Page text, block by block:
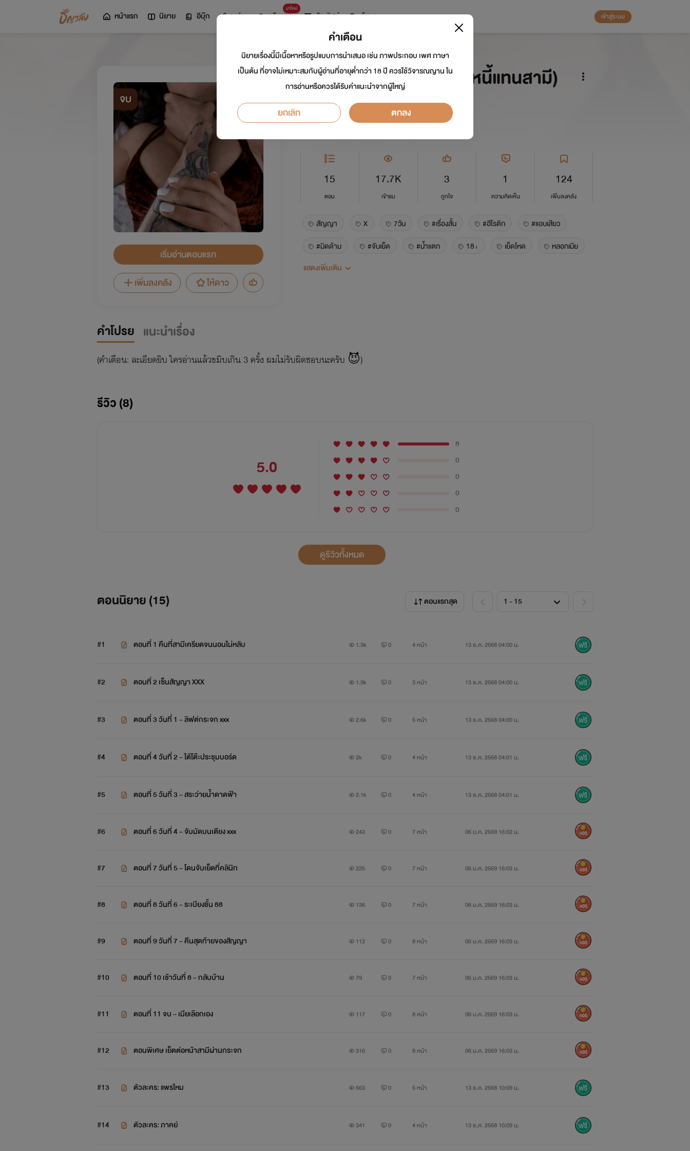
หน้าแรก นิยาย อีบุ๊ก การ์ตูน
มาใหม่
ดรีมแชท ธัญลิสต์ ค้นหา เข้าสู่ระบบ
จบ
เริ่มอ่านตอนแรก
เพิ่มลงคลัง
ให้ดาว
สัญญาX 7 วัน 18+(ใช้หนี้แทนสามี)
นักเขียน:แมวลายเสือโคร่ง🐅
อีโรติก
15
ตอน
17.7K
เข้าชม
3
ถูกใจ
1
ความคิดเห็น
124
เพิ่มลงคลัง
สัญญา X 7วัน #เรื่องสั้น #ฮีโรติก
#แอบเสียว
#มิดด้าม
#จับเย็ด #น้ำแตก 18+ เย็ดโหด
หลอกเมีย
มัดเชือก
แสดงเพิ่มเติม
คำโปรย แนะนำเรื่อง
(คำเตือน: ละเอียดยิบ ใครอ่านแล้วขมิบเกิน 3 ครั้ง ผมไม่รับผิดชอบนะครับ 😈)
รีวิว (8)
5.0
8
0
0
0
0
ดูรีวิวทั้งหมด
ตอนนิยาย (15) ตอนแรกสุด
#1 ตอนที่ 1 คืนที่สามีเครียดจนนอนไม่หลับ 1.3k 0 4 หน้า 13 ธ.ค. 2568 04:00 น.
#2 ตอนที่ 2 เซ็นสัญญา XXX 1.9k 0 3 หน้า 13 ธ.ค. 2568 04:00 น.
#3 ตอนที่ 3 วันที่ 1 – ลิฟต์กระจก xxx 2.6k 0 5 หน้า 13 ธ.ค. 2568 04:00 น.
#4 ตอนที่ 4 วันที่ 2 – ใต้โต๊ะประชุมบอร์ด 2k 0 4 หน้า 13 ธ.ค. 2568 04:01 น.
#5 ตอนที่ 5 วันที่ 3 – สระว่ายน้ำดาดฟ้า 2.1k 0 4 หน้า 13 ธ.ค. 2568 04:01 น.
#6 ตอนที่ 6 วันที่ 4 – จับมัดบนเตียง xxx 243 0 7 หน้า 06 ม.ค. 2569 16:02 น. 600
#7 ตอนที่ 7 วันที่ 5 – โดนจับเย็ดที่คลินิก 225 0 7 หน้า 06 ม.ค. 2569 16:03 น. 600
#8 ตอนที่ 8 วันที่ 6 – ระเบียงชั้น 88 136 0 7 หน้า 06 ม.ค. 2569 16:03 น. 600
#9 ตอนที่ 9 วันที่ 7 – คืนสุดท้ายของสัญญา 112 0 8 หน้า 06 ม.ค. 2569 16:03 น. 600
#10 ตอนที่ 10 เช้าวันที่ 8 – กลับบ้าน 79 0 7 หน้า 06 ม.ค. 2569 16:03 น. 600
#11 ตอนที่ 11 จบ – เมียเลือกเอง 117 0 8 หน้า 06 ม.ค. 2569 16:03 น. 600
#12 ตอนพิเศษ เย็ดต่อหน้าสามีผ่านกระจก 316 0 8 หน้า 06 ม.ค. 2569 16:03 น. 600
#13 ตัวละคร: แพรไหม 663 0 5 หน้า 13 ธ.ค. 2568 10:09 น.
#14 ตัวละคร: ภาคย์ 341 0 4 หน้า 13 ธ.ค. 2568 10:09 น.
คำเตือน
นิยายเรื่องนี้มีเนื้อหาหรือรูปแบบการนำเสนอ เช่น ภาพประกอบ เพศ ภาษา
เป็นต้น ที่อาจไม่เหมาะสมกับผู้อ่านที่อายุต่ำกว่า 18 ปี ควรใช้วิจารณญาน ใน
การอ่านหรือควรได้รับคำแนะนำจากผู้ใหญ่
ยกเลิก ตกลง